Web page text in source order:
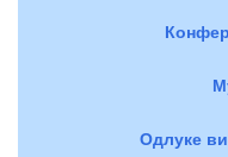
Одлуке